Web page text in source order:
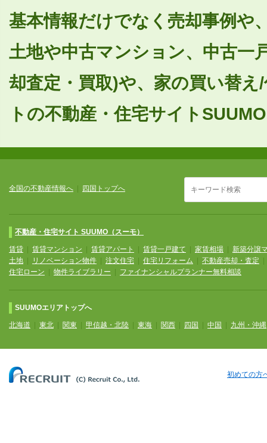
基本情報だけでなく売却事例や
土地や中古マンション、中古一
却査定・買取)や、家の買い替
トの不動産・住宅サイト
全国の不動産情報へ 四国トップへ
不動産・住宅サイト SUUMO（スーモ）
賃貸 賃貸マンション 賃貸アパート 賃貸一戸建て 家賃相場
新築分譲
土地
リノベーション物件 注文住宅 住宅リフォーム 不動産売却・査定
住宅ローン
物件ライブラリー ファイナンシャルプランナー無料相談
SUUMOエリアトップへ
北海道 東北 関東 甲信越・北陸 東海 関西 四国 中国 九州・沖縄
初めての方